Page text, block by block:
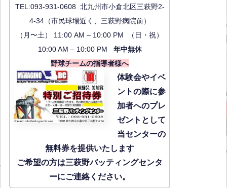
TEL:093-931-0608 北九州市小倉北区三萩野2-
4-34（市民球場近く、三萩野病院前）
（月〜土） 11:00 AM – 10:00 PM （日・祝）
10:00 AM – 10:00 PM 年中無休
野球チームの指導者様へ
体験会やイベ
ントの際に参
加者へのプレ
ゼントとして
当センターの
無料券を提供いたします
ご希望の方は三萩野バッティングセンタ
ーにご連絡ください。